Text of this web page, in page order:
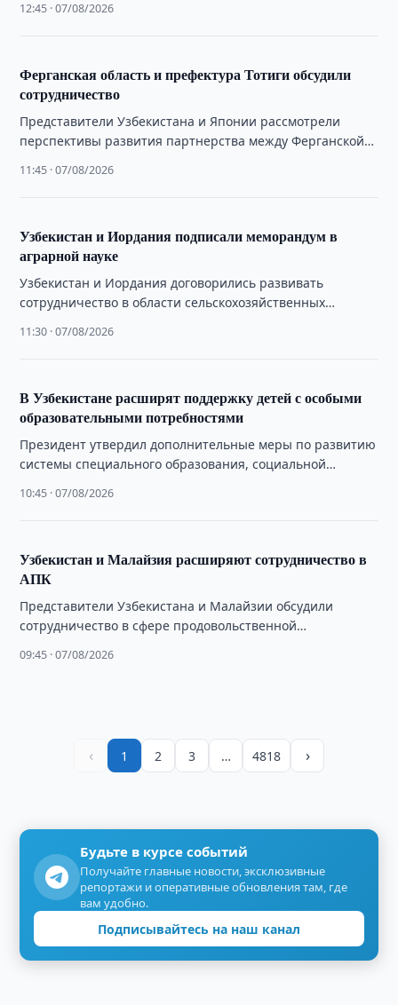
12:45 · 07/08/2026
Ферганская область и префектура Тотиги обсудили
сотрудничество
Представители Узбекистана и Японии рассмотрели
перспективы развития партнерства между Ферганской
хозяйстве и других …
11:45 · 07/08/2026
Узбекистан и Иордания подписали меморандум в
аграрной науке
Узбекистан и Иордания договорились развивать
сотрудничество в области сельскохозяйственных
растений и животных.
11:30 · 07/08/2026
В Узбекистане расширят поддержку детей с особыми
образовательными потребностями
Президент утвердил дополнительные меры по развитию
системы специального образования, социальной
обучения.
10:45 · 07/08/2026
Узбекистан и Малайзия расширяют сотрудничество в
АПК
Представители Узбекистана и Малайзии обсудили
сотрудничество в сфере продовольственной
промышленности и инноваций.
09:45 · 07/08/2026
‹ 1 2 3 … 4818 ›
Будьте в курсе событий
Получайте главные новости, эксклюзивные
репортажи и оперативные обновления там, где
вам удобно.
Подписывайтесь на наш канал